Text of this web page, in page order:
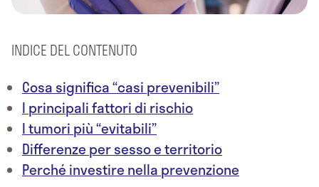
INDICE DEL CONTENUTO
Cosa significa “casi prevenibili”
I principali fattori di rischio
I tumori più “evitabili”
Differenze per sesso e territorio
Perché investire nella prevenzione